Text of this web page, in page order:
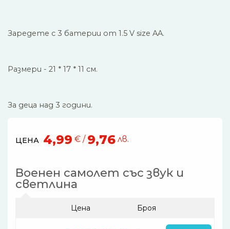
Заредете с 3 батерии от 1.5 V size AA.
Размери - 21 * 17 * 11 см.
За деца над 3 години.
ЦЕНА 4,99 € / 9,76 лв.
Военен самолет със звук и
светлина
Цена Броя